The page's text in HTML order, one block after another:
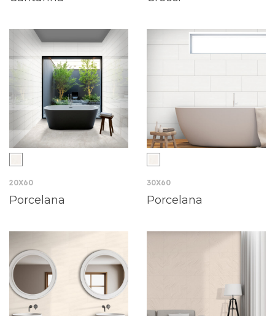
20X60
Porcelana
30X60
Porcelana